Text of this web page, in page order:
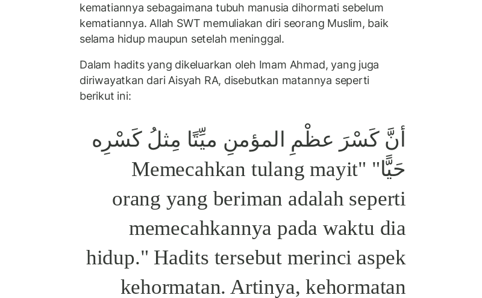
kematiannya sebagaimana tubuh manusia dihormati sebelum
kematiannya. Allah SWT memuliakan diri seorang Muslim, baik
selama hidup maupun setelah meninggal.
Dalam hadits yang dikeluarkan oleh Imam Ahmad, yang juga
diriwayatkan dari Aisyah RA, disebutkan matannya seperti
berikut ini:
أنَّ كَسْرَ عظْمِ المؤمنِ ميِّتًا مِثلُ كَسْرِه
حَيًّا" "Memecahkan tulang mayit
orang yang beriman adalah seperti
memecahkannya pada waktu dia
hidup." Hadits tersebut merinci aspek
kehormatan. Artinya, kehormatan